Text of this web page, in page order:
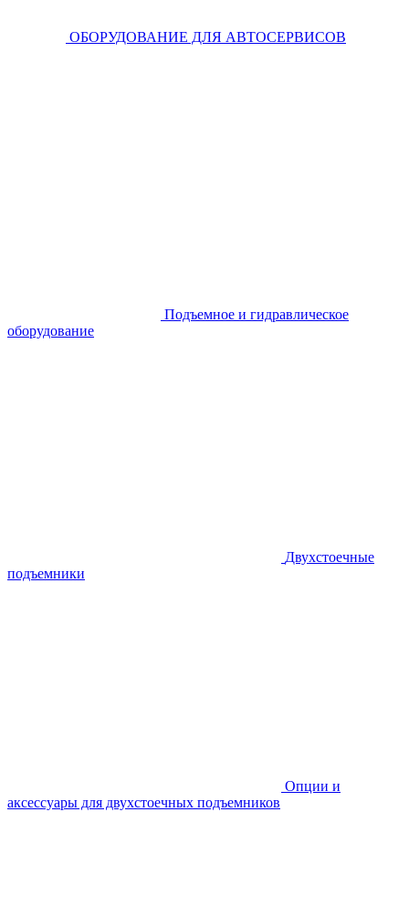
ОБОРУДОВАНИЕ ДЛЯ АВТОСЕРВИСОВ
Подъемное и гидравлическое
оборудование
Двухстоечные
подъемники
Опции и
аксессуары для двухстоечных подъемников